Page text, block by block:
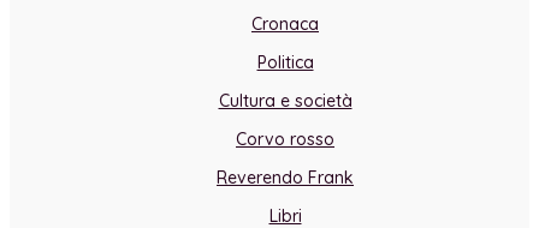
Cronaca
Politica
Cultura e società
Corvo rosso
Reverendo Frank
Libri